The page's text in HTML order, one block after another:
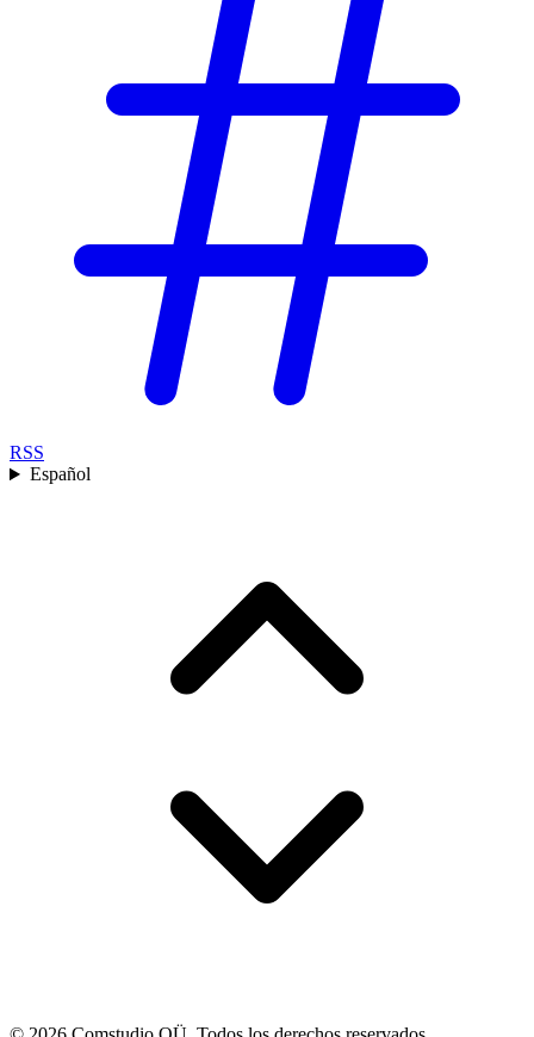
RSS
Español